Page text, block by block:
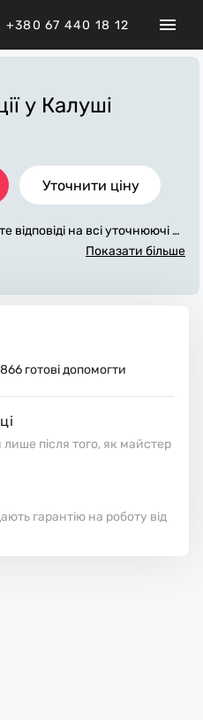
+380 67 440 18 12
у Калуші
Уточнити ціну
відповіді на всі уточнюючі за
Ми зв'яжемося з вами пр
робоче місце.
Показати більше
866 готові допомогти
після того, як майстер
гарантію на роботу від